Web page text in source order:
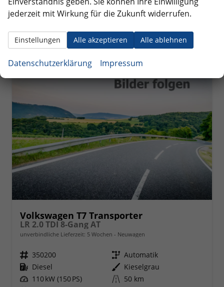
2-Klasse: A
CO -Emissionen:0 g/km
ab 411,– € mtl.
Volkswagen T7 Transporter
LR 2.0 TDI 8-Gang AT
unverbindliche Lieferzeit: 5 Wochen Neuwagen
Fahrzeugnr. 350200 Getriebe Automatik
Kraftstoff Diesel Außenfarbe Kieselgrau
Leistung 110 kW (150 PS) Kilometerstand 50 km
jederzeit mit Wirkung für die Zukunft widerrufen.
Alle akzeptieren Alle ablehnen
Einstellungen
Datenschutzerklärung Impressum